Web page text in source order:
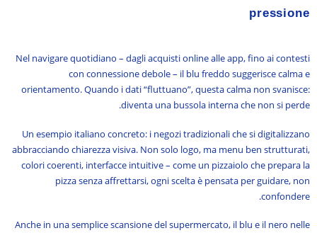
pressione
Nel navigare quotidiano – dagli acquisti online alle app, fino ai contesti
con connessione debole – il blu freddo suggerisce calma e
orientamento. Quando i dati “fluttuano”, questa calma non svanisce:
diventa una bussola interna che non si perde.
Un esempio italiano concreto: i negozi tradizionali che si digitalizzano
abbracciando chiarezza visiva. Non solo logo, ma menu ben strutturati,
colori coerenti, interfacce intuitive – come un pizzaiolo che prepara la
pizza senza affrettarsi, ogni scelta è pensata per guidare, non
confondere.
Anche in una semplice scansione del supermercato, il blu e il nero nelle